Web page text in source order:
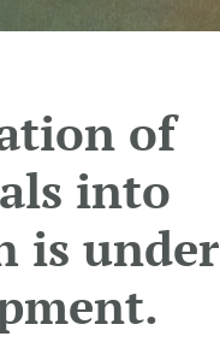
of
into
is under